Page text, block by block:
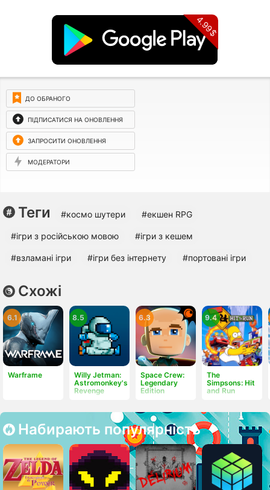
4.99$
ДО ОБРАНОГО
ПІДПИСАТИСЯ НА ОНОВЛЕННЯ
ЗАПРОСИТИ ОНОВЛЕННЯ
МОДЕРАТОРИ
Теги #космо шутери #екшен RPG
#ігри з російською мовою #ігри з кешем
#взламані ігри #ігри без інтернету #портовані ігри
Схожі
Warframe
6.1
Willy Jetman:
Astromonkey's
Revenge
8.5
Space Crew:
Legendary
Edition
6.3
The
Simpsons: Hit
and Run
9.4
Набирають популярність